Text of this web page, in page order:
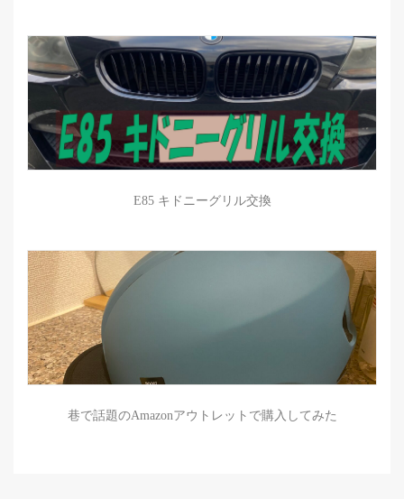
E85 キドニーグリル交換
巷で話題のAmazonアウトレットで購入してみた